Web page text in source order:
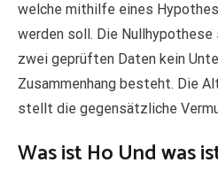
welche mithilfe eines
werden soll. Die
zwei geprüften Daten kein
Zusammenhang besteht. Die
stellt die gegensätzliche
Was ist Ho Und was